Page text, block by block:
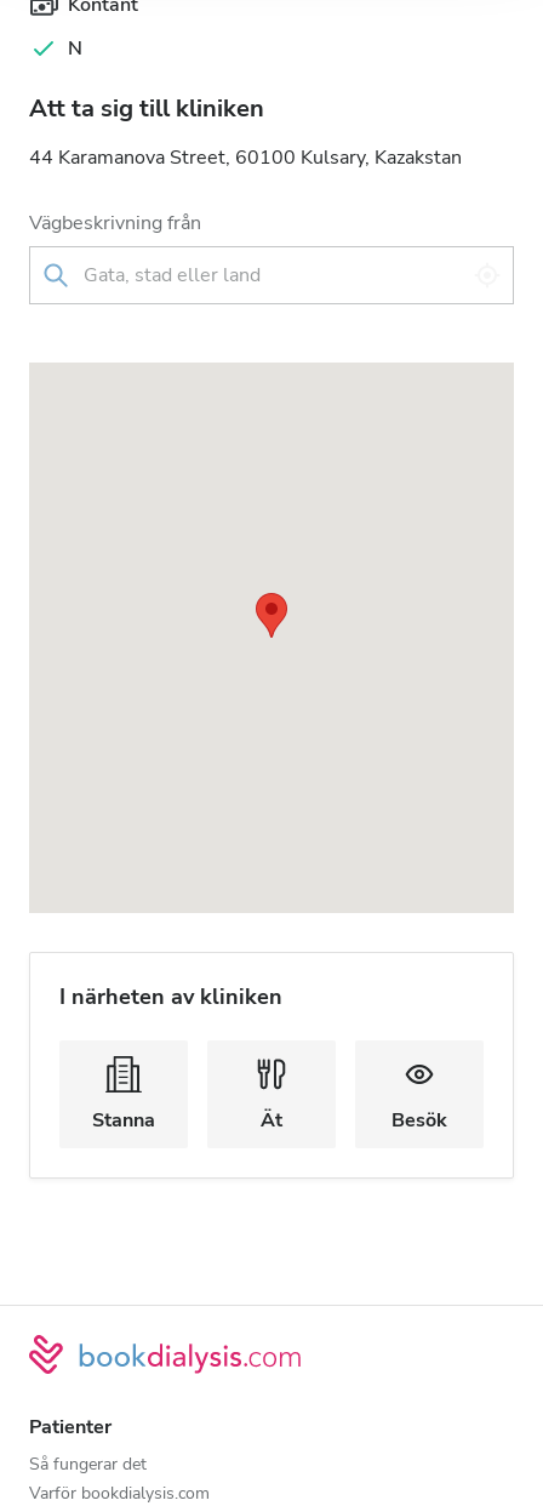
N
Att ta sig till kliniken
44 Karamanova Street, 60100 Kulsary, Kazakstan
Vägbeskrivning från
I närheten av kliniken
Stanna Ät Besök
Patienter
Så fungerar det
Varför bookdialysis.com